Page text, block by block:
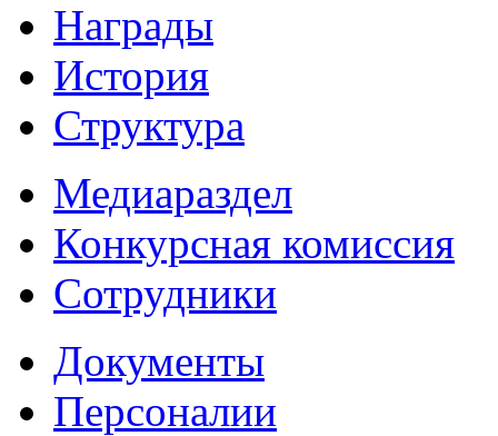
Награды
История
Структура
Медиараздел
Конкурсная комиссия
Сотрудники
Документы
Персоналии